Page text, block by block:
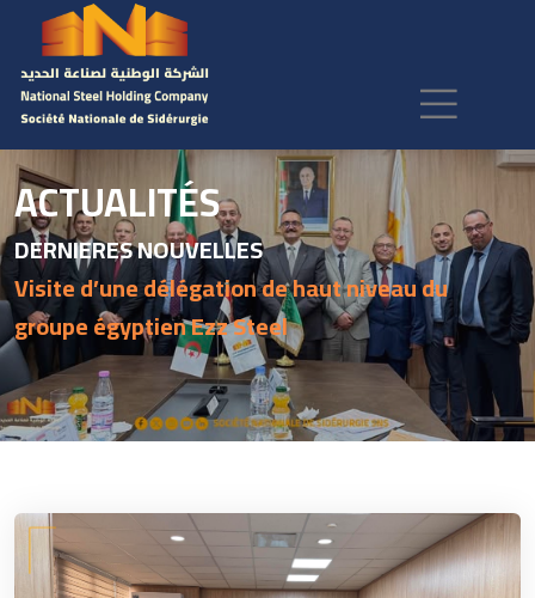
ACTUALITÉS
DERNIERES NOUVELLES
Visite d’une délégation de haut niveau du
groupe égyptien Ezz Steel